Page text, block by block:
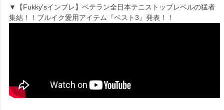
▼【Fukky'sインプレ】ベテラン全日本テニストップレベルの猛者
集結！！ブルイク愛用アイテム『ベスト3』発表！！